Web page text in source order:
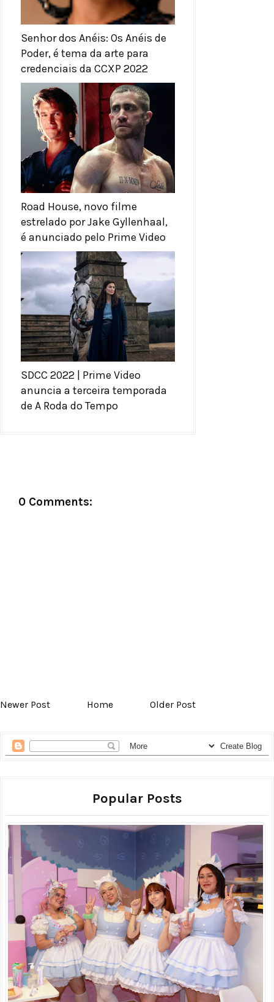
Senhor dos Anéis: Os Anéis de
Poder, é tema da arte para
credenciais da CCXP 2022
Road House, novo filme
estrelado por Jake Gyllenhaal,
é anunciado pelo Prime Video
SDCC 2022 | Prime Video
anuncia a terceira temporada
de A Roda do Tempo
0 Comments:
Newer Post Home Older Post
Popular Posts